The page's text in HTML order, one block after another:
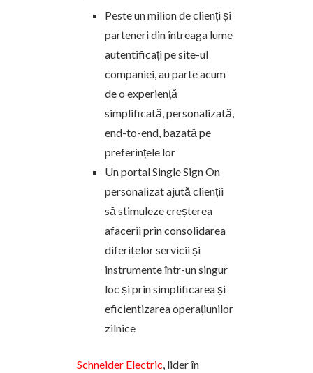
Peste un milion de clienți și
parteneri din întreaga lume
autentificați pe site-ul
companiei, au parte acum
de o experiență
simplificată, personalizată,
end-to-end, bazată pe
preferințele lor
Un portal Single Sign On
personalizat ajută clienții
să stimuleze creșterea
afacerii prin consolidarea
diferitelor servicii și
instrumente într-un singur
loc și prin simplificarea și
eficientizarea operațiunilor
zilnice
Schneider Electric, lider în